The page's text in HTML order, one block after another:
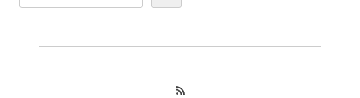
RSS Feed